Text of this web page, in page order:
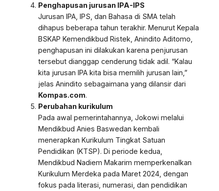
Penghapusan jurusan IPA-IPS
Jurusan IPA, IPS, dan Bahasa di SMA telah
dihapus beberapa tahun terakhir. Menurut Kepala
BSKAP Kemendikbud Ristek, Anindito Aditomo,
penghapusan ini dilakukan karena penjurusan
tersebut dianggap cenderung tidak adil. “Kalau
kita jurusan IPA kita bisa memilih jurusan lain,”
jelas Anindito sebagaimana yang dilansir dari
Kompas.com.
Perubahan kurikulum
Pada awal pemerintahannya, Jokowi melalui
Mendikbud Anies Baswedan kembali
menerapkan Kurikulum Tingkat Satuan
Pendidikan (KTSP). Di periode kedua,
Mendikbud Nadiem Makarim memperkenalkan
Kurikulum Merdeka pada Maret 2024, dengan
fokus pada literasi, numerasi, dan pendidikan